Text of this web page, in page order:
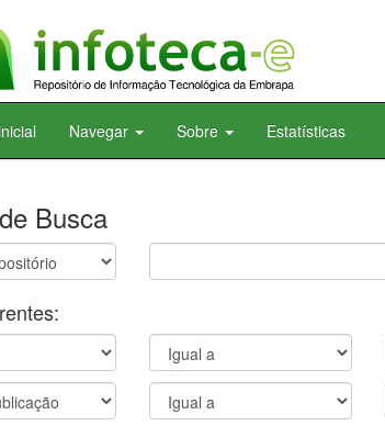
Navegar Sobre Estatísticas
Busca